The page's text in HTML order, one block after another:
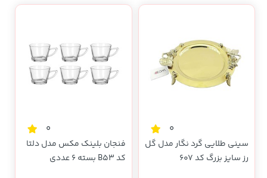
0
سینی طلایی گرد نگار مدل گل
رز سایز بزرگ کد 607
0
فنجان بلینک مکس مدل دلتا
کد B53 بسته 6 عددی